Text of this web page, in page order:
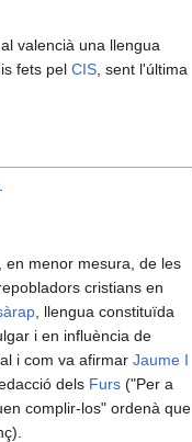
valencià una llengua
fets pel CIS , sent l'última
.
en menor mesura, de les
cristians en
, llengua constituïda
i en influència de
tal i com va afirmar Jaume I
dels Furs ("Per a
complir-los" ordenà que